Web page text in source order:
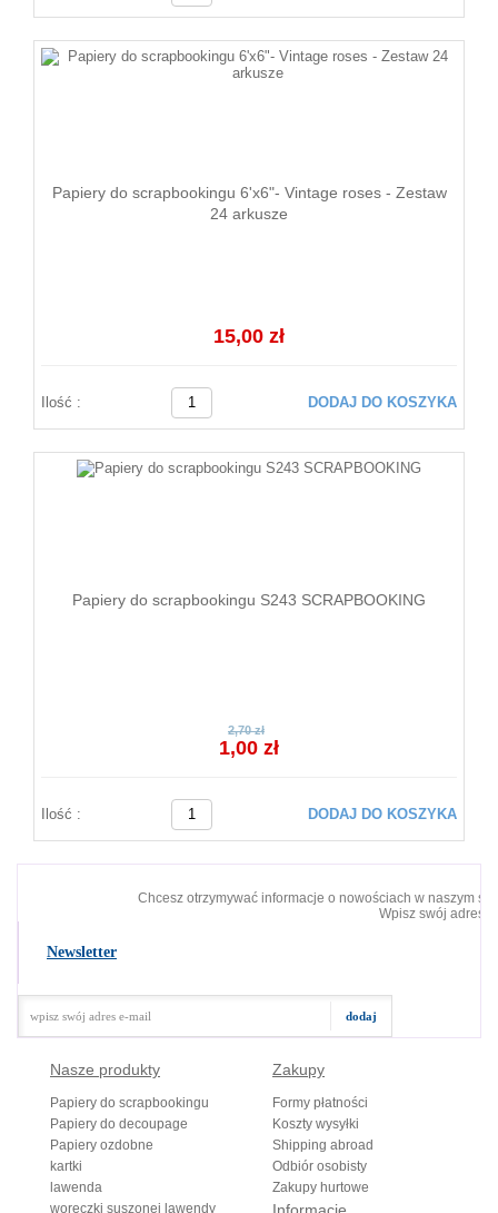
Papiery do scrapbookingu 6'x6"- Vintage roses - Zestaw
24 arkusze
15,00 zł
Ilość : DODAJ DO KOSZYKA
Papiery do scrapbookingu S243 SCRAPBOOKING
2,70 zł
1,00 zł
Ilość : DODAJ DO KOSZYKA
Chcesz otrzymywać informacje o nowościach w naszym
Wpisz swój adres
Newsletter
Nasze produkty
Papiery do scrapbookingu
Papiery do decoupage
Papiery ozdobne
kartki
lawenda
woreczki suszonej lawendy
Zakupy
Formy płatności
Koszty wysyłki
Shipping abroad
Odbiór osobisty
Zakupy hurtowe